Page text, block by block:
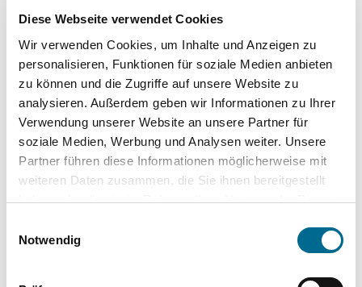
Diese Webseite verwendet Cookies
Wir verwenden Cookies, um Inhalte und Anzeigen zu
personalisieren, Funktionen für soziale Medien anbieten
zu können und die Zugriffe auf unsere Website zu
analysieren. Außerdem geben wir Informationen zu Ihrer
Verwendung unserer Website an unsere Partner für
soziale Medien, Werbung und Analysen weiter. Unsere
Partner führen diese Informationen möglicherweise mit
weiteren Daten zusammen, die Sie ihnen bereitgestellt
haben oder die sie im Rahmen Ihrer Nutzung der Dienste
Cookies, wenn Sie unsere Webseite weiterhin nutzen.
Notwendig
Unsere Vorteile
wuddi Leasing Kauf
Versicherung ✔ - -
-